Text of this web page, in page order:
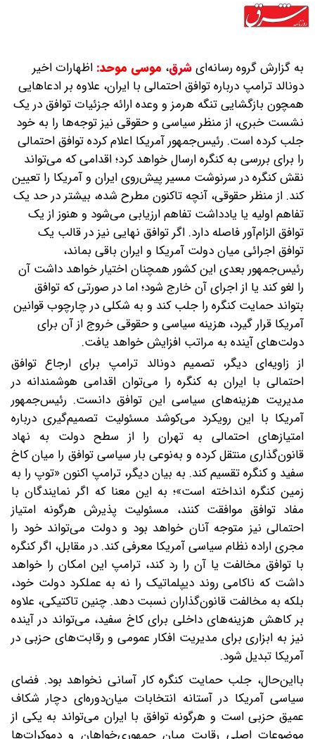
به گزارش گروه رسانه‌ایشرق، ‌موسی موحد: اظهارات اخیر
دونالد ترامپ درباره توافق احتمالی با ایران، علاوه بر ادعاهایی
همچون بازگشایی تنگه هرمز و وعده ارائه جزئیات توافق در یک
نشست خبری، از منظر سیاسی و حقوقی نیز توجه‌ها را به خود
جلب کرده است. رئیس‌جمهور آمریکا اعلام کرده‌ توافق احتمالی
را برای بررسی به کنگره ارسال خواهد کرد؛ اقدامی که می‌تواند
نقش کنگره در سرنوشت مسیر پیش‌روی ایران و آمریکا را تعیین
کند. از منظر حقوقی، آنچه تاکنون مطرح شده، بیشتر در حد یک
تفاهم اولیه یا یادداشت تفاهم ارزیابی می‌شود و هنوز از یک
توافق الزام‌آور فاصله دارد. اگر توافق نهایی نیز در قالب یک
توافق اجرائی میان دولت آمریکا و ایران باقی بماند،
رئیس‌جمهور بعدی این کشور همچنان اختیار خواهد داشت آن
را لغو کند یا از اجرای آن خارج شود؛ اما در صورتی که توافق
بتواند حمایت کنگره را جلب کند و به شکلی در چارچوب قوانین
آمریکا قرار گیرد، هزینه سیاسی و حقوقی خروج از آن برای
دولت‌های آینده به‌ مراتب افزایش خواهد یافت.
از زاویه‌ای دیگر، تصمیم دونالد ترامپ برای ارجاع توافق
احتمالی با ایران به کنگره را می‌توان اقدامی هوشمندانه در
مدیریت هزینه‌های سیاسی این توافق دانست. رئیس‌جمهور
آمریکا با این رویکرد می‌کوشد مسئولیت تصمیم‌گیری درباره
امتیازهای احتمالی به تهران را از سطح دولت به نهاد
قانون‌گذاری منتقل کرده و به‌نوعی‌ بار سیاسی توافق را میان کاخ
سفید و کنگره تقسیم کند. به بیان دیگر، ترامپ اکنون «توپ را به
زمین کنگره انداخته است»؛ به این معنا که اگر نمایندگان با
مفاد توافق موافقت کنند، مسئولیت پذیرش هرگونه امتیاز
احتمالی نیز متوجه آنان خواهد بود و دولت می‌تواند خود را
مجری اراده نظام سیاسی آمریکا معرفی کند. در مقابل، اگر کنگره
با توافق مخالفت‌ یا آن را رد کند، ترامپ این امکان را خواهد
داشت که ناکامی روند دیپلماتیک را نه به عملکرد دولت خود،
بلکه به مخالفت قانون‌گذاران نسبت دهد. چنین تاکتیکی، علاوه
بر کاهش هزینه‌های داخلی برای کاخ سفید، می‌تواند در آینده
نیز به ابزاری برای مدیریت افکار عمومی و رقابت‌های حزبی در
آمریکا تبدیل شود.
با‌این‌حال، جلب حمایت کنگره کار آسانی نخواهد بود. فضای
سیاسی آمریکا در آستانه انتخابات میان‌دوره‌ای دچار شکاف
عمیق حزبی است و هرگونه توافق با ایران می‌تواند به یکی از
موضوعات اصلی رقابت میان جمهوری‌خواهان و دموکرات‌ها